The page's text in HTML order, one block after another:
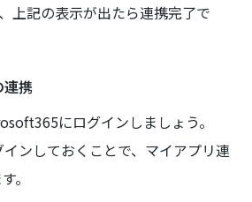
上記の表示が出たら連携完了で
携
にログインしましょう。
ンしておくことで、マイアプリ連
。